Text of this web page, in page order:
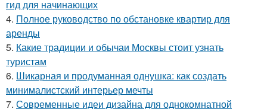
гид для начинающих
4. Полное руководство по обстановке квартир для
аренды
5. Какие традиции и обычаи Москвы стоит узнать
туристам
6. Шикарная и продуманная однушка: как создать
минималистский интерьер мечты
7. Современные идеи дизайна для однокомнатной